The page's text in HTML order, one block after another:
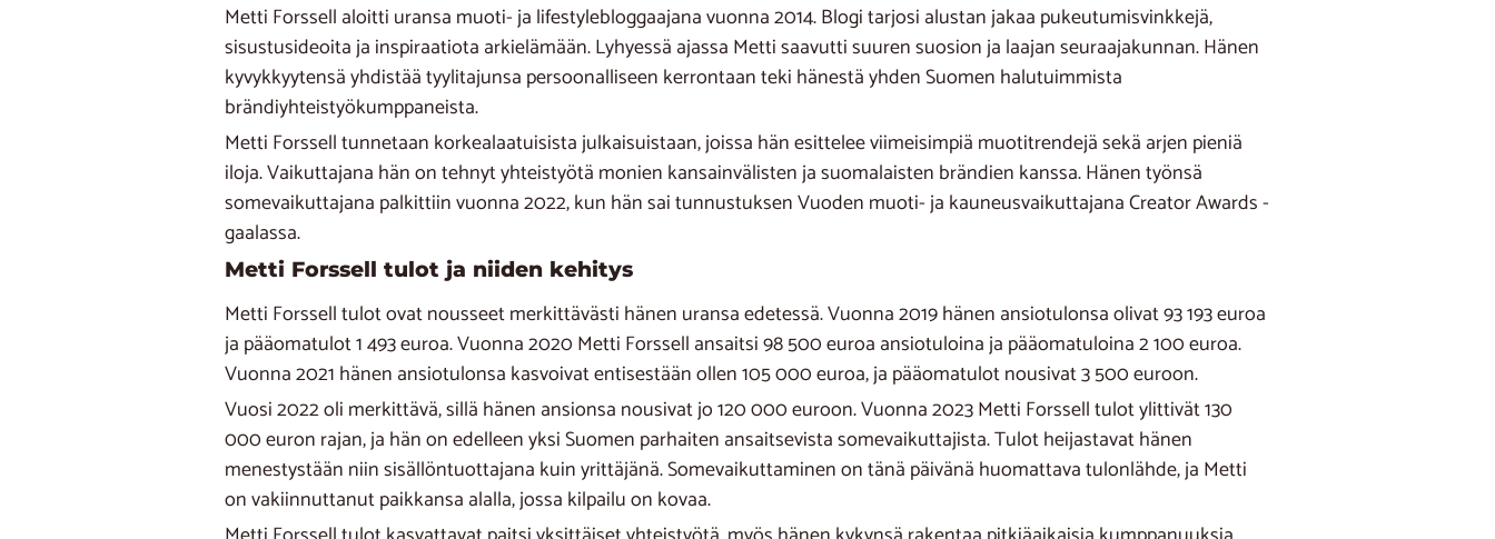
Metti Forssell aloitti uransa muoti- ja lifestylebloggaajana vuonna 2014. Blogi tarjosi alustan jakaa pukeutumisvinkkejä,
sisustusideoita ja inspiraatiota arkielämään. Lyhyessä ajassa Metti saavutti suuren suosion ja laajan seuraajakunnan. Hänen
kyvykkyytensä yhdistää tyylitajunsa persoonalliseen kerrontaan teki hänestä yhden Suomen halutuimmista
brändiyhteistyökumppaneista.
Metti Forssell tunnetaan korkealaatuisista julkaisuistaan, joissa hän esittelee viimeisimpiä muotitrendejä sekä arjen pieniä
iloja. Vaikuttajana hän on tehnyt yhteistyötä monien kansainvälisten ja suomalaisten brändien kanssa. Hänen työnsä
somevaikuttajana palkittiin vuonna 2022, kun hän sai tunnustuksen Vuoden muoti- ja kauneusvaikuttajana Creator Awards -
gaalassa.
Metti Forssell tulot ja niiden kehitys
Metti Forssell tulot ovat nousseet merkittävästi hänen uransa edetessä. Vuonna 2019 hänen ansiotulonsa olivat 93 193 euroa
ja pääomatulot 1 493 euroa. Vuonna 2020 Metti Forssell ansaitsi 98 500 euroa ansiotuloina ja pääomatuloina 2 100 euroa.
Vuonna 2021 hänen ansiotulonsa kasvoivat entisestään ollen 105 000 euroa, ja pääomatulot nousivat 3 500 euroon.
Vuosi 2022 oli merkittävä, sillä hänen ansionsa nousivat jo 120 000 euroon. Vuonna 2023 Metti Forssell tulot ylittivät 130
000 euron rajan, ja hän on edelleen yksi Suomen parhaiten ansaitsevista somevaikuttajista. Tulot heijastavat hänen
menestystään niin sisällöntuottajana kuin yrittäjänä. Somevaikuttaminen on tänä päivänä huomattava tulonlähde, ja Metti
on vakiinnuttanut paikkansa alalla, jossa kilpailu on kovaa.